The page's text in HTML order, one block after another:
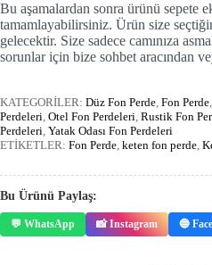
Bu aşamalardan sonra ürünü sepete
tamamlayabilirsiniz. Ürün size
gelecektir. Size sadece camınıza
sorunlar için bize sohbet aracından
KATEGORİLER: Düz Fon Perde, Fon Perde,
Perdeleri, Otel Fon Perdeleri, Rustik Fon
Perdeleri, Yatak Odası Fon Perdeleri
ETİKETLER: Fon Perde, keten fon perde,
Bu Ürünü Paylaş:
💬 WhatsApp 📸 Instagram 🔵